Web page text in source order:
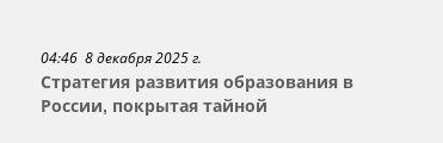
04:46 8 декабря 2025 г.
Стратегия развития образования в
России, покрытая тайной